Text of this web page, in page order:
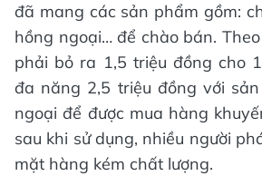
đã mang các sản phẩm gồm:
hồng ngoại… để chào bán.
phải bỏ ra 1,5 triệu đồng cho
đa năng 2,5 triệu đồng với
ngoại để được mua hàng
sau khi sử dụng, nhiều người
mặt hàng kém chất lượng.